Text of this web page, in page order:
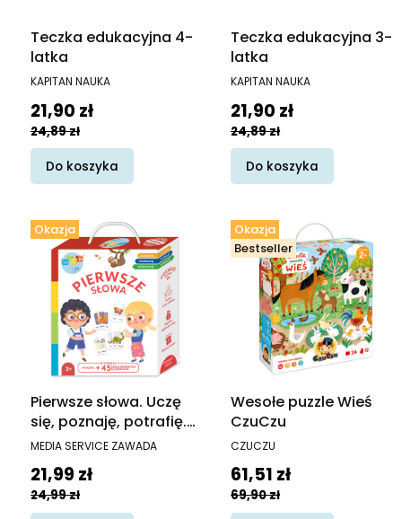
Teczka edukacyjna 4-
latka
PRODUCENT
KAPITAN NAUKA
Cena promocyjna
21,90 zł
24,89 zł
Do koszyka
Teczka edukacyjna 3-
latka
PRODUCENT
KAPITAN NAUKA
Cena promocyjna
21,90 zł
24,89 zł
Do koszyka
Okazja
Pierwsze słowa. Uczę
się, poznaję, potrafię.
Wiem i ja
PRODUCENT
MEDIA SERVICE ZAWADA
Cena promocyjna
21,99 zł
24,99 zł
Okazja
Bestseller
Wesołe puzzle Wieś
CzuCzu
PRODUCENT
CZUCZU
Cena promocyjna
61,51 zł
69,90 zł